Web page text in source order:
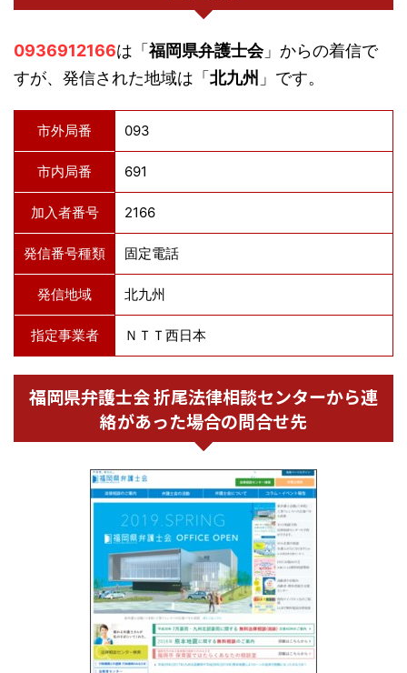
0936912166は「福岡県弁護士会」からの着信で
すが、発信された地域は「北九州 」です。
市外局番 093
市内局番 691
加入者番号 2166
発信番号種類 固定電話
発信地域 北九州
指定事業者 ＮＴＴ西日本
福岡県弁護士会 折尾法律相談センターから連
絡があった場合の問合せ先